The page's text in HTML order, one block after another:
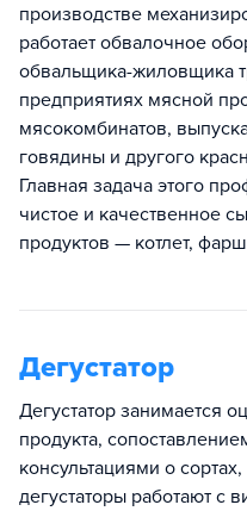
производстве
работает обвалочное
обвальщика-жиловщика
предприятиях мясной
мясокомбинатов,
говядины и другого
Главная задача этого
чистое и качественное
продуктов — котлет,
Дегустатор
Дегустатор занимается
продукта,
консультациями о
дегустаторы работают с